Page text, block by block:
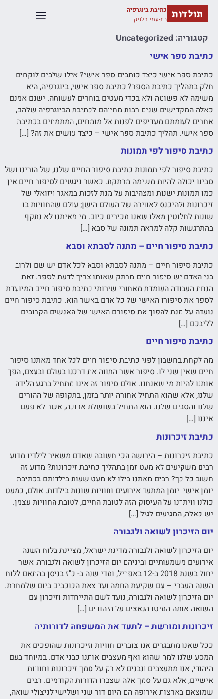
תולדות
כתיבת ביוגרפיה
בת-עמי מלניק
קטגוריה:Uncategorized
כתיבת ספר אישי
כתיבת ספר אישי כיצד כותבים ספר אישי? אילו שלבים לוקחים
חלק בתהליך כתיבת הספר? כתיבת ספר אישי, ביוגרפיה, היא
משימה לא פשוטה ולא בכדי מעטים בוחרים לעשותה. ישנם אמנם
כאלה המקדישים שנים רבות מחייהם לכתיבת הביוגרפיה שלהם,
אחרים לעומתם מעדיפים לפנות אל מומחים, המתמחים בכתיבת
ספר אישי. תהליך כתיבת ספר אישי – כיצד עושים את זה? […]
כתיבת סיפור לפי תמונות
כתיבת סיפור לפי תמונות כתיבת סיפור החיים שלנו, של הורינו ושל
סבינו יכולה להיות משימה מרתקת. כאשר ניגשים לסיפור חיים אין
כמו תמונות ישנות ומצהיבות על מנת לזכות במאגר ויזואלי של
זיכרונות ולהיכנס לאווירה של העולם הישן; עולם שהחוויות בו
שונות לחלוטין מאלו שאנו מכירים כיום. מי מאיתנו לא נתקף
בהתרגשות קלה למראה תמונה של סבא […]
כתיבת סיפור חיים – מתנה לסבתא וסבא
כתיבת סיפור חיים – מתנה לסבתא וסבא לכל אדם יש שם ולרוב
בני האדם יש סיפור חיים מרתק שאותו צריך לדעת לספר. זאת
הנחת העבודה העומדת מאחורי שירותי כתיבת סיפור חיים המיועדת
לספר את סיפורו האישי של כל אדם באשר הוא. כתיבת סיפור חיים
נועדה על מנת להפוך את סיפורם האישי של האנשים הקרובים
לליבכם […]
כתיבת סיפור חיים
מה לקחת בחשבון לפני כתיבת סיפור חיים לכל אחד מאתנו סיפור
חיים שאין שני לו. סיפור אשר התווה את דרכנו בעולם ובעצם, הפך
אותנו להיות מי שאנחנו. אולם סיפור זה אינו מתחיל ברגע הלידה
שלנו, אלא שהוא התחיל אחורה יותר בזמן, בתקופה של ההורים
שלנו והסבים שלנו. הוא התחיל בשושלת ארוכה, אשר לא פעם
איננו […]
כתיבת זיכרונות
כתיבת זיכרונות – הירושה הכי חשובה שאדם משאיר לילדיו מדוע
רבים משקיעים לא מעט זמן בתהליך כתיבת זיכרונות? מדוע זה
חשוב כל כך? רבים מאתנו בילו לא מעט שעות בילדותם בכתיבת
יומן אישי. יומן המתעד אירועים וחוויות שונות בילדות. אולם, כמעט
כולנו וויתרנו על העיסוק הזה לטובת החיים, לטובת החוויות עצמן.
יש כאלה, המגיעים לגיל […]
יום הזיכרון לשואה ולגבורה
יום הזיכרון לשואה ולגבורה מדינת ישראל, מציינת בלוח השנה
אירועים משמעותיים וביניהם יום הזיכרון לשואה ולגבורה, אשר
יחול בשנת 2018 ב-12 באפריל, ומדי שנה ב- כ"ז בניסן בהתאם ללוח
השנה העברי – עם שקיעת החמה ועד צאת הכוכבים ביום שלמחרת.
יום הזיכרון לשואה ולגבורה, נועד לשם התייחדות וזיכרון עם
השואה אותה המיטו הנאצים על היהודים […]
זיכרונות ומורשת – לתעד את המשפחה לדורותיה
ככל שאנו מתבגרים אנו צוברים חוויות וזיכרונות שהופכים את
המסע שלנו למה שהוא ואף מעצבים אותנו כבני אדם. במיוחד בעם
היהודי, אנו מתעצבים ונבנים לא רק על סמך זיכרונות וחוויות
אישיים, אלא גם על סמך אלה שצברו הדורות הקודמים. רבים
שמוצאם בארצות אירופה הם היום דור שני ושלישי לניצולי שואה,